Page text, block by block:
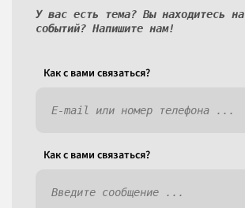
У вас есть тема? Вы находитесь
событий? Напишите нам!
Как c вами связаться?
Как c вами связаться?